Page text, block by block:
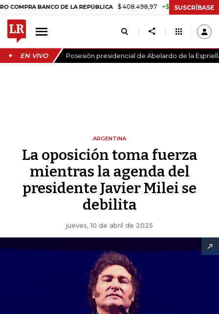
BANCO DE LA REPÚBLICA $ 408.498,97 +$ 8.753,81 +2,19%
SUSCRÍBASE
EN VIVO Posesión presidencial de Abelardo de la
ARGENTINA
La oposición toma fuerza
mientras la agenda del
presidente Javier Milei se
debilita
jueves, 10 de abril de 2025